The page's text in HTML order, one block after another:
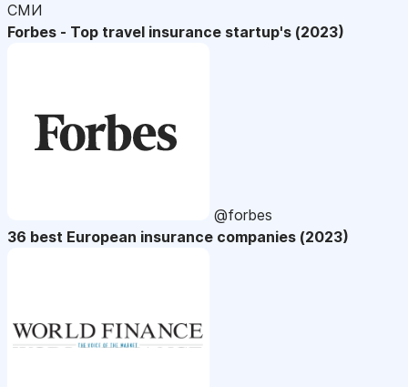
СМИ
Forbes - Top travel insurance startup's (2023)
@forbes
36 best European insurance companies (2023)